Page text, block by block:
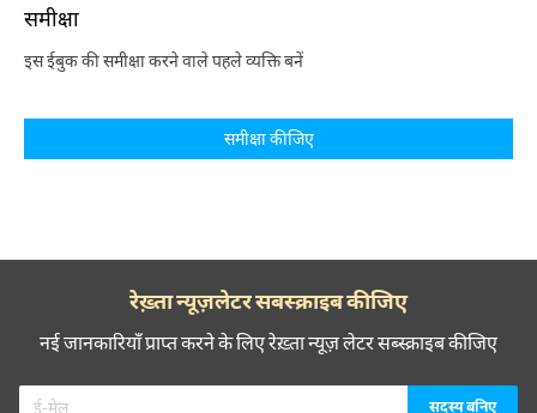
समीक्षा
इस ईबुक की समीक्षा करने वाले पहले व्यक्ति बनें
समीक्षा कीजिए
रेख़्ता न्यूज़लेटर सबस्क्राइब कीजिए
नई जानकारियाँ प्राप्त करने के लिए रेख़्ता न्यूज़ लेटर सब्स्क्राइब कीजिए